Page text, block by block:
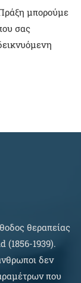
μπορούμε
σας
θεραπείας
(1856-1939).
δεν
που